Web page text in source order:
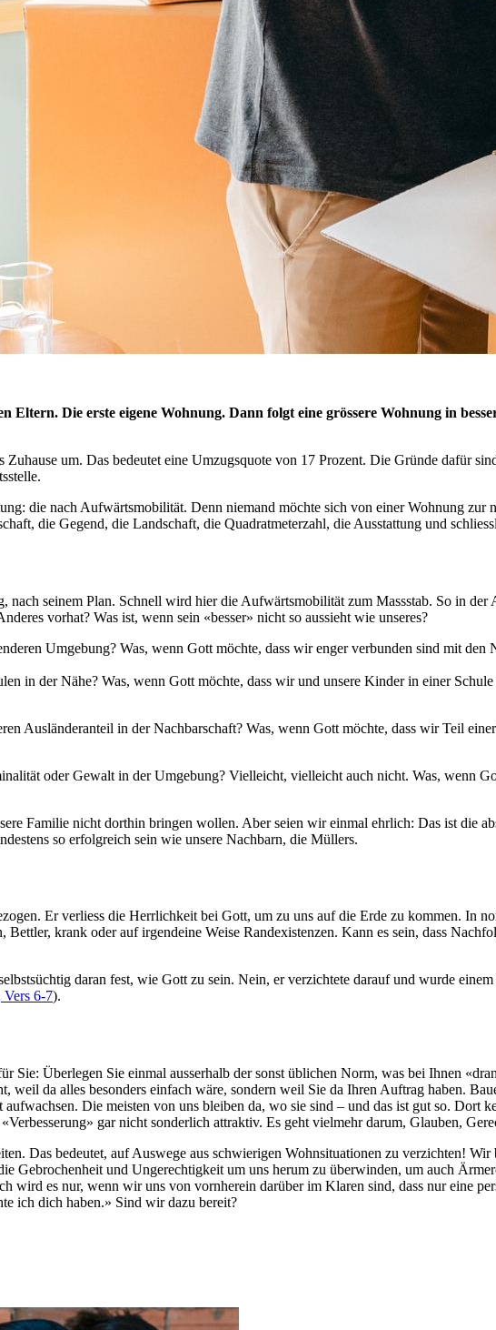
Eltern. Die erste eigene Wohnung. Dann folgt eine grössere Wohnung in
um. Das bedeutet eine Umzugsquote von 17 Prozent. Die Gründe dafür
die nach Aufwärtsmobilität. Denn niemand möchte sich von einer Wohnung zur
die Gegend, die Landschaft, die Quadratmeterzahl, die Ausstattung und
seinem Plan. Schnell wird hier die Aufwärtsmobilität zum Massstab. So in
vorhat? Was ist, wenn sein «besser» nicht so aussieht wie unseres?
Umgebung? Was, wenn Gott möchte, dass wir enger verbunden sind mit den
in der Nähe? Was, wenn Gott möchte, dass wir und unsere Kinder in einer
Ausländeranteil in der Nachbarschaft? Was, wenn Gott möchte, dass wir Teil
oder Gewalt in der Umgebung? Vielleicht, vielleicht auch nicht. Was, wenn
Familie nicht dorthin bringen wollen. Aber seien wir einmal ehrlich: Das ist die
so erfolgreich sein wie unsere Nachbarn, die Müllers.
Er verliess die Herrlichkeit bei Gott, um zu uns auf die Erde zu kommen. In
krank oder auf irgendeine Weise Randexistenzen. Kann es sein, dass
daran fest, wie Gott zu sein. Nein, er verzichtete darauf und wurde
6-7).
Sie: Überlegen Sie einmal ausserhalb der sonst üblichen Norm, was bei Ihnen
weil da alles besonders einfach wäre, sondern weil Sie da Ihren Auftrag haben.
Die meisten von uns bleiben da, wo sie sind – und das ist gut so. Dort
gar nicht sonderlich attraktiv. Es geht vielmehr darum, Glauben,
Das bedeutet, auf Auswege aus schwierigen Wohnsituationen zu verzichten!
Gebrochenheit und Ungerechtigkeit um uns herum zu überwinden, um auch
wird es nur, wenn wir uns von vornherein darüber im Klaren sind, dass nur eine
ich dich haben.» Sind wir dazu bereit?